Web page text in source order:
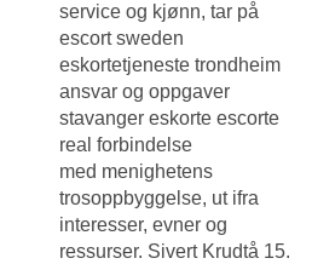
service og kjønn, tar på
escort sweden
eskortetjeneste trondheim
ansvar og oppgaver
stavanger eskorte escorte
real forbindelse
med menighetens
trosoppbyggelse, ut ifra
interesser, evner og
ressurser. Sivert Krudtå 15.